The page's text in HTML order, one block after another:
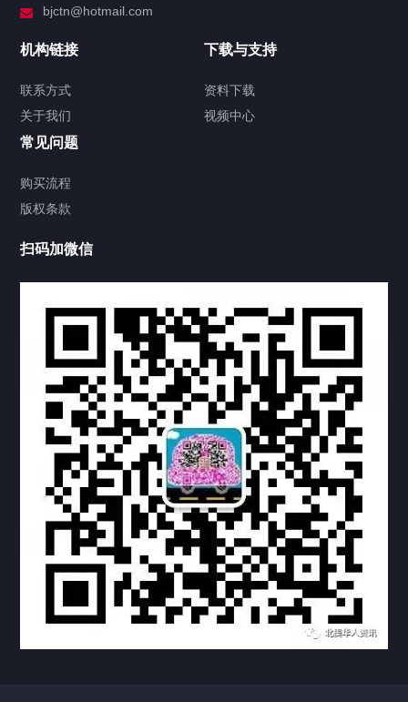
签署类文件海牙认证程序费用
视频中心
定制案例
科研实验室
厂区介绍
中国公证处海牙认证
热门标签 TAG
bjctn@hotmail.com
机构链接
联系方式
关于我们
下载与支持
资料下载
视频中心
常见问题
购买流程
版权条款
扫码加微信